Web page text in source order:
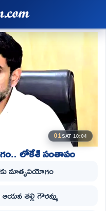
01SAT 10:04
లోకేశ్ సంతాపం
మాతృవియోగం
తల్లి గౌరమ్మ